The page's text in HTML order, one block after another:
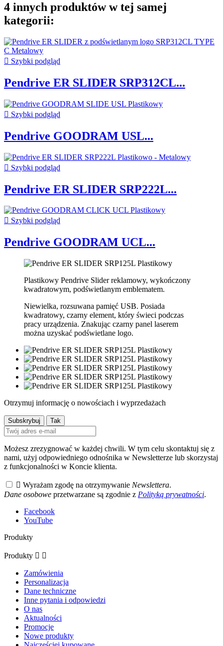
4 innych produktów w tej samej
kategorii:
 Szybki podgląd
Pendrive ER SLIDER SRP312CL...
 Szybki podgląd
Pendrive GOODRAM USL...
 Szybki podgląd
Pendrive ER SLIDER SRP222L...
 Szybki podgląd
Pendrive GOODRAM UCL...
Plastikowy Pendrive Slider reklamowy, wykończony
kwadratowym, podświetlanym emblematem.
Niewielka, rozsuwana pamięć USB. Posiada
kwadratowy, czarny element, który świeci podczas
pracy urządzenia. Znakując czarny panel laserem
można uzyskać podświetlane logo.
Otrzymuj informację o nowościach i wyprzedażach
Możesz zrezygnować w każdej chwili. W tym celu skontaktuj się z
nami, użyj odpowiedniego odnośnika w Newsletterze lub skorzystaj
z funkcjonalności w Koncie klienta.
 Wyrażam zgodę na otrzymywanie Newslettera.
Dane osobowe przetwarzane są zgodnie z Polityką prywatności.
Facebook
YouTube
Produkty
Produkty  
Zamówienia
Personalizacja
Dane techniczne
Inne pytania i odpowiedzi
O nas
Aktualności
Promocje
Nowe produkty